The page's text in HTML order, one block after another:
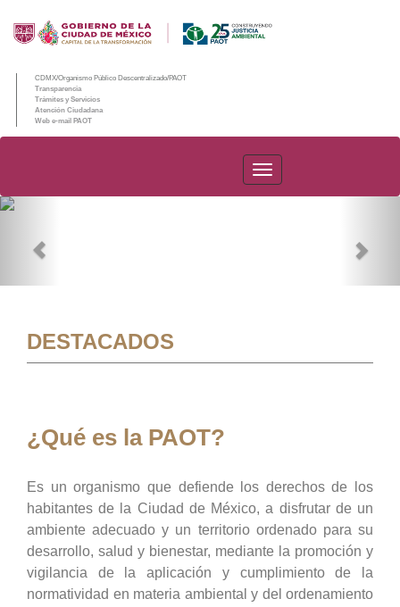
CDMX/Organismo Público Descentralizado/PAOT
Transparencia
Trámites y Servicios
Atención Ciudadana
Web e-mail PAOT
PAOT
DESTACADOS
¿Qué es la PAOT?
Es un organismo que defiende los derechos de los
habitantes de la Ciudad de México, a disfrutar de un
ambiente adecuado y un territorio ordenado para su
desarrollo, salud y bienestar, mediante la promoción y
vigilancia de la aplicación y cumplimiento de la
normatividad en materia ambiental y del ordenamiento